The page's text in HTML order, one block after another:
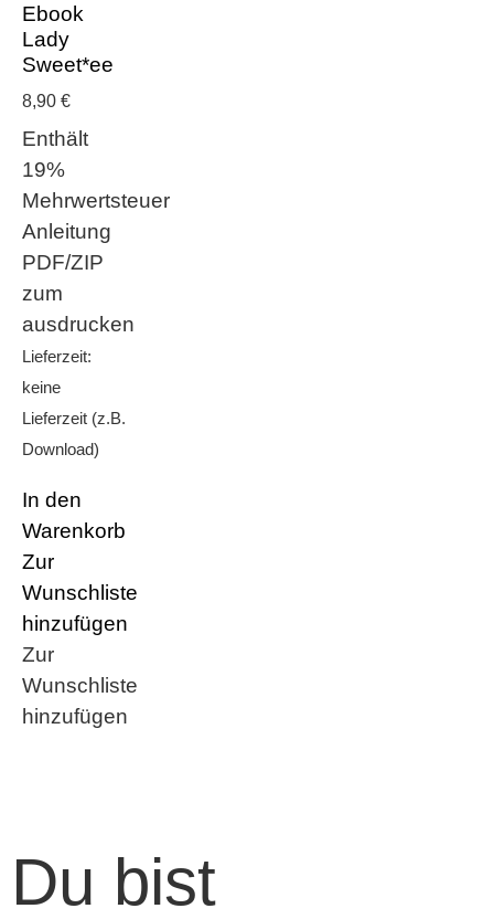
Ebook
Lady
Sweet*ee
8,90 €
Enthält
19%
Mehrwertsteuer
Anleitung
PDF/ZIP
zum
ausdrucken
Lieferzeit:
keine
Lieferzeit (z.B.
Download)
In den
Warenkorb
Zur
Wunschliste
hinzufügen
Zur
Wunschliste
hinzufügen
Du bist